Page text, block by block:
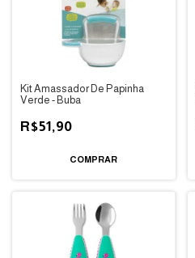
Kit Amassador De Papinha
Verde - Buba
R$51,90